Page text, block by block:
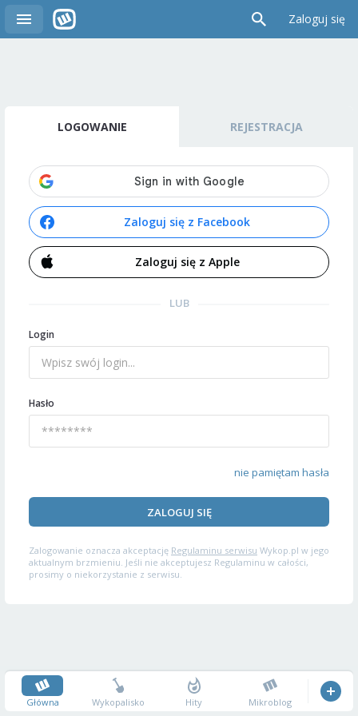
Zaloguj się
LOGOWANIE REJESTRACJA
Zaloguj się z Facebook
Zaloguj się z Apple
LUB
Login
Hasło
nie pamiętam hasła
ZALOGUJ SIĘ
Zalogowanie oznacza akceptację Regulaminu serwisu Wykop.pl w jego
aktualnym brzmieniu. Jeśli nie akceptujesz Regulaminu w całości,
prosimy o niekorzystanie z serwisu.
Główna Wykopalisko Hity Mikroblog